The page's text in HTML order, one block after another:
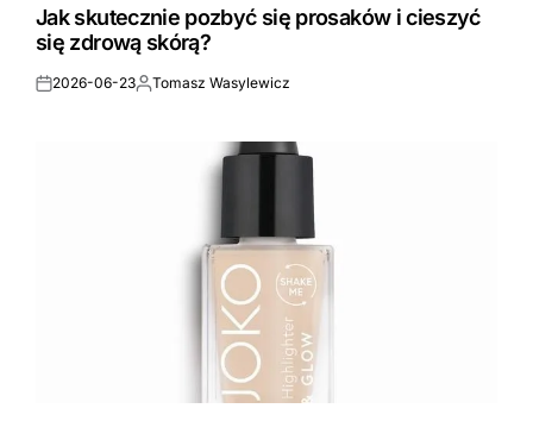
IN
Jak skutecznie pozbyć się prosaków i cieszyć
się zdrową skórą?
Posted
2026-06-23Posted
Tomasz Wasylewicz